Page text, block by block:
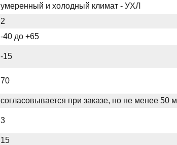
умеренный и холодный климат - УХЛ
2
-40 до +65
-15
70
согласовывается при заказе, но не менее 50 м
3
15